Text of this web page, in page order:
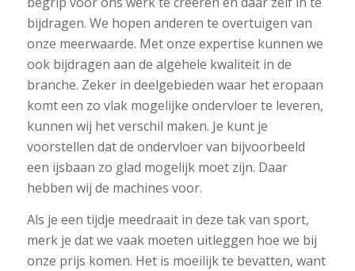
bijdragen. We hopen anderen te overtuigen van
onze meerwaarde. Met onze expertise kunnen we
ook bijdragen aan de algehele kwaliteit in de
branche. Zeker in deelgebieden waar het eropaan
komt een zo vlak mogelijke ondervloer te leveren,
kunnen wij het verschil maken. Je kunt je
voorstellen dat de ondervloer van bijvoorbeeld
een ijsbaan zo glad mogelijk moet zijn. Daar
hebben wij de machines voor.
Als je een tijdje meedraait in deze tak van sport,
merk je dat we vaak moeten uitleggen hoe we bij
onze prijs komen. Het is moeilijk te bevatten, want